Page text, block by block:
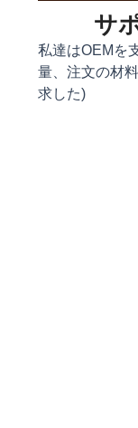
サ
私達はOEMを
量、注文の材
求した)